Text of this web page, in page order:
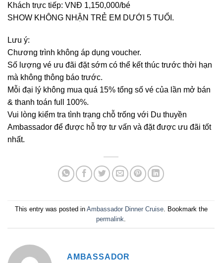
Khách trực tiếp: VNĐ 1,150,000/bé
SHOW KHÔNG NHẬN TRẺ EM DƯỚI 5 TUỔI.
Lưu ý:
Chương trình không áp dụng voucher.
Số lượng vé ưu đãi đặt sớm có thể kết thúc trước thời hạn
mà không thông báo trước.
Mỗi đại lý không mua quá 15% tổng số vé của lần mở bán
& thanh toán full 100%.
Vui lòng kiểm tra tình trạng chỗ trống với Du thuyền
Ambassador để được hỗ trợ tư vấn và đặt được ưu đãi tốt
nhất.
This entry was posted in Ambassador Dinner Cruise. Bookmark the
permalink
AMBASSADOR